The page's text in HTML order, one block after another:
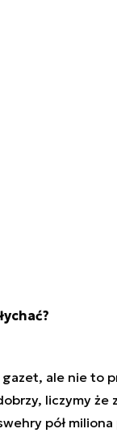
ale nie to
liczymy że
pół miliona